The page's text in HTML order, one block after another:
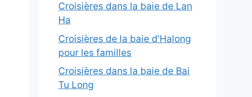
Croisières dans la baie de Lan
Ha
Croisières de la baie d’Halong
pour les familles
Croisières dans la baie de Bai
Tu Long